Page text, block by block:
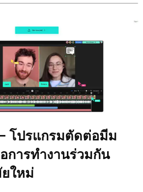
โปรแกรมตัดต่อมีม
การทำงานร่วมกัน
ใหม่